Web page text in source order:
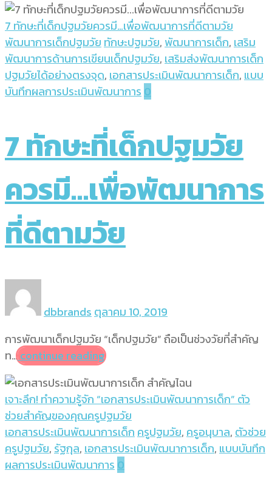
7 ทักษะที่เด็กปฐมวัยควรมี…เพื่อพัฒนาการที่ดีตามวัย
พัฒนาการเด็กปฐมวัย ทักษะปฐมวัย, พัฒนาการเด็ก, เสริม
พัฒนาการด้านการเขียนเด็กปฐมวัย, เสริมส่งพัฒนาการเด็ก
ปฐมวัยได้อย่างตรงจุด, เอกสารประเมินพัฒนาการเด็ก, แบบ
บันทึกผลการประเมินพัฒนาการ 0
7 ทักษะที่เด็กปฐมวัย
ควรมี…เพื่อพัฒนาการ
ที่ดีตามวัย
dbbrands ตุลาคม 10, 2019
การพัฒนาเด็กปฐมวัย “เด็กปฐมวัย” ถือเป็นช่วงวัยที่สำคัญ
ท…continue reading
เจาะลึก! ทำความรู้จัก “เอกสารประเมินพัฒนาการเด็ก” ตัว
ช่วยสำคัญของคุณครูปฐมวัย
เอกสารประเมินพัฒนาการเด็ก ครูปฐมวัย, ครูอนุบาล, ตัวช่วย
ครูปฐมวัย, รัฐกุล, เอกสารประเมินพัฒนาการเด็ก, แบบบันทึก
ผลการประเมินพัฒนาการ 0